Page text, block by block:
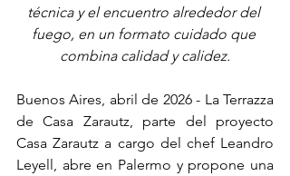
técnica y el encuentro alrededor del
fuego, en un formato cuidado que
combina calidad y calidez.
Buenos Aires, abril de 2026 - La Terrazza
de Casa Zarautz, parte del proyecto
Casa Zarautz a cargo del chef Leandro
Leyell, abre en Palermo y propone una